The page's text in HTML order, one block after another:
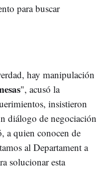
para buscar
hay manipulación
", acusó la
insistieron
diálogo de negociación
a quien conocen de
al Departament a
solucionar esta